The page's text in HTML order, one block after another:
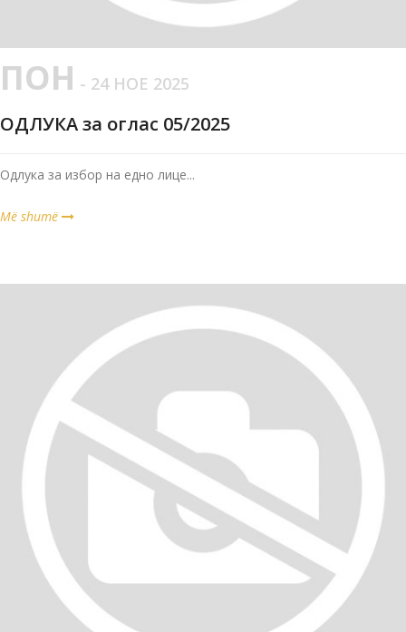
ПОН - 24 НОЕ 2025
ОДЛУКА за оглас 05/2025
Одлука за избор на едно лице...
Më shumë